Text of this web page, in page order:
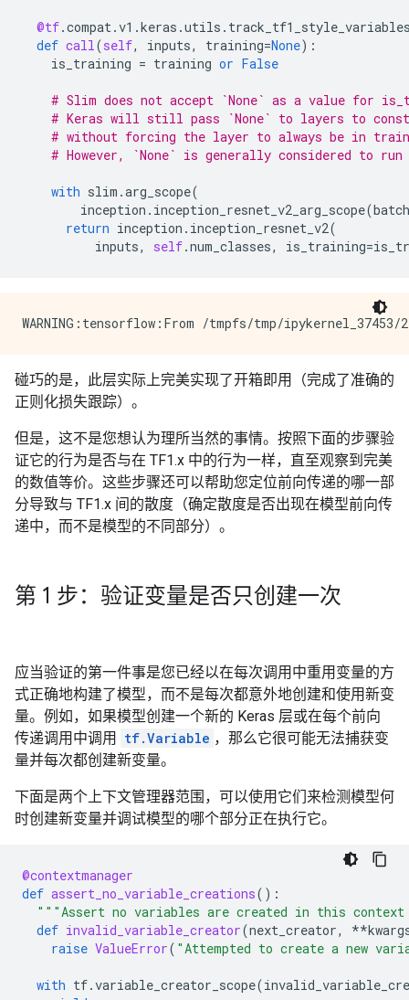
@tf.compat.v1 .keras .utils .
def call(self, inputs, training=None):
is_training = training or False
# Slim does not accept `None` as a value for
# Keras will still pass `None` to layers to
# without forcing the layer to always be in
# However, `None` is generally considered to
with slim .arg_scope(
inception . inception_resnet_v2_arg_scope(
return inception . inception_resnet_v2(
inputs, self.num_classes, is_training=
碰巧的是，此层实际上完美实现了开箱即用（完成了准确的
正则化损失跟踪）。
但是，这不是您想认为理所当然的事情。按照下面的步骤验
证它的行为是否与在 TF1.x 中的行为一样，直至观察到完美
的数值等价。这些步骤还可以帮助您定位前向传递的哪一部
分导致与 TF1.x 间的散度（确定散度是否出现在模型前向传
递中，而不是模型的不同部分）。
第 1 步：验证变量是否只创建一次
应当验证的第一件事是您已经以在每次调用中重用变量的方
式正确地构建了模型，而不是每次都意外地创建和使用新变
量。例如，如果模型创建一个新的 Keras 层或在每个前向
传递调用中调用
tf.Variable ，那么它很可能无法捕获变
量并每次都创建新变量。
下面是两个上下文管理器范围，可以使用它们来检测模型何
时创建新变量并调试模型的哪个部分正在执行它。
@contextmanager
def assert_no_variable_creations():
"""Assert no variables are created in this context
def invalid_variable_creator(next_creator, **
raise ValueError( "Attempted to create a new
with tf.variable_creator_scope(